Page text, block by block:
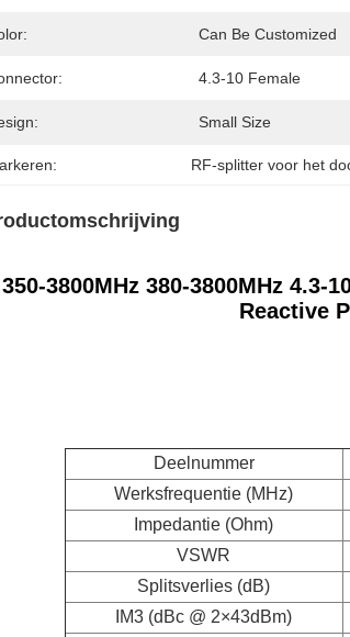
Can Be Customized
4.3-10 Female
Small Size
RF-splitter voor het
350-3800MHz 380-3800MHz
Reactive
Deelnummer
Werksfrequentie (MHz)
Impedantie (Ohm)
VSWR
Splitsverlies (dB)
IM3 (dBc @ 2×43dBm)